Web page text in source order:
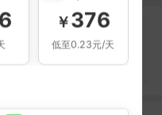
提示信息
￥376
低至0.23元/天